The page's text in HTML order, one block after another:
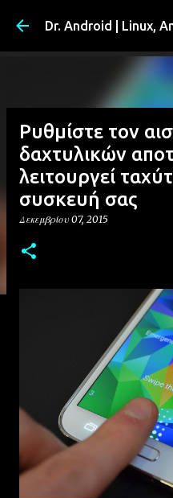
Μετάβαση στο
Dr. Android | Linux,
Ρυθμίστε τον
δαχτυλικών
λειτουργεί
συσκευή σας
Δεκεμβρίου 07, 2015